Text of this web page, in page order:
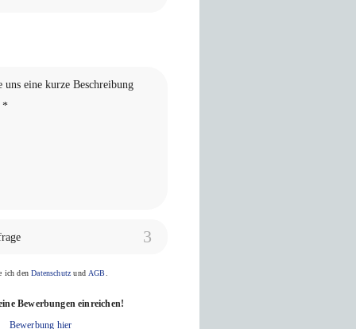
ich denDatenschutz und AGB
Bewerbungen einreichen!
Bewerbung hier